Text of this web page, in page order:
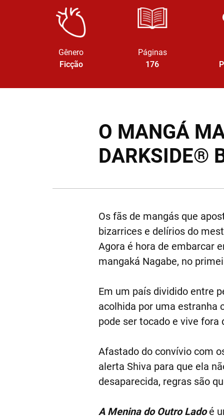
Gênero
Ficção
Páginas
176
O MANGÁ
DARKSIDE®
Os fãs de mangás que
bizarrices e delírios do
Agora é hora de embarcar
mangaká Nagabe, no
Em um país dividido entre
acolhida por uma estranha
pode ser tocado e vive fora
Afastado do convívio com
alerta Shiva para que ela
desaparecida, regras são
A Menina do Outro Ladoé